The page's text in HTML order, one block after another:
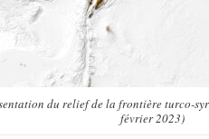
du relief de la frontière turco-
février 2023)